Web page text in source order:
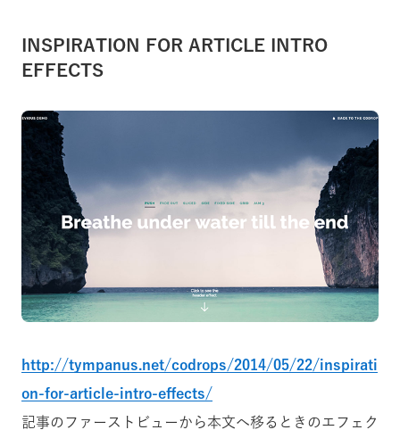
INSPIRATION FOR ARTICLE INTRO
EFFECTS
http://tympanus.net/codrops/2014/05/22/inspirati
on-for-article-intro-effects/
記事のファーストビューから本文へ移るときのエフェク